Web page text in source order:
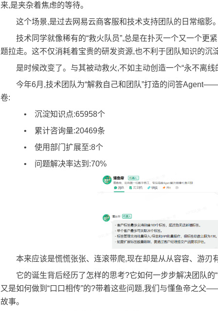
来,是夹杂着焦虑的等待。
这个场景,是过去网易云商客服和技术支持团队的日常缩影
技术同学就像稀有的“救火队员”,总是在扑灭一个又一个更
题拉走。这不仅消耗着宝贵的研发资源,也不利于团队知识的沉
是时候改变了。与其被动救火,不如主动创造一个“永不离线
今年6月,技术团队为“解救自己和团队”打造的问答
卷:
• 沉淀知识点:65958个
• 累计咨询量:20469条
• 使用部门扩展至:8个
• 问题解决率达到:70%
本来应该是慌慌张张、连滚带爬,现在却是从从容容、游刃
它的诞生背后经历了怎样的思考?它如何一步步解决团队
又是如何做到“口口相传”的?带着这些问题,我们与懂鱼帝之
故事。